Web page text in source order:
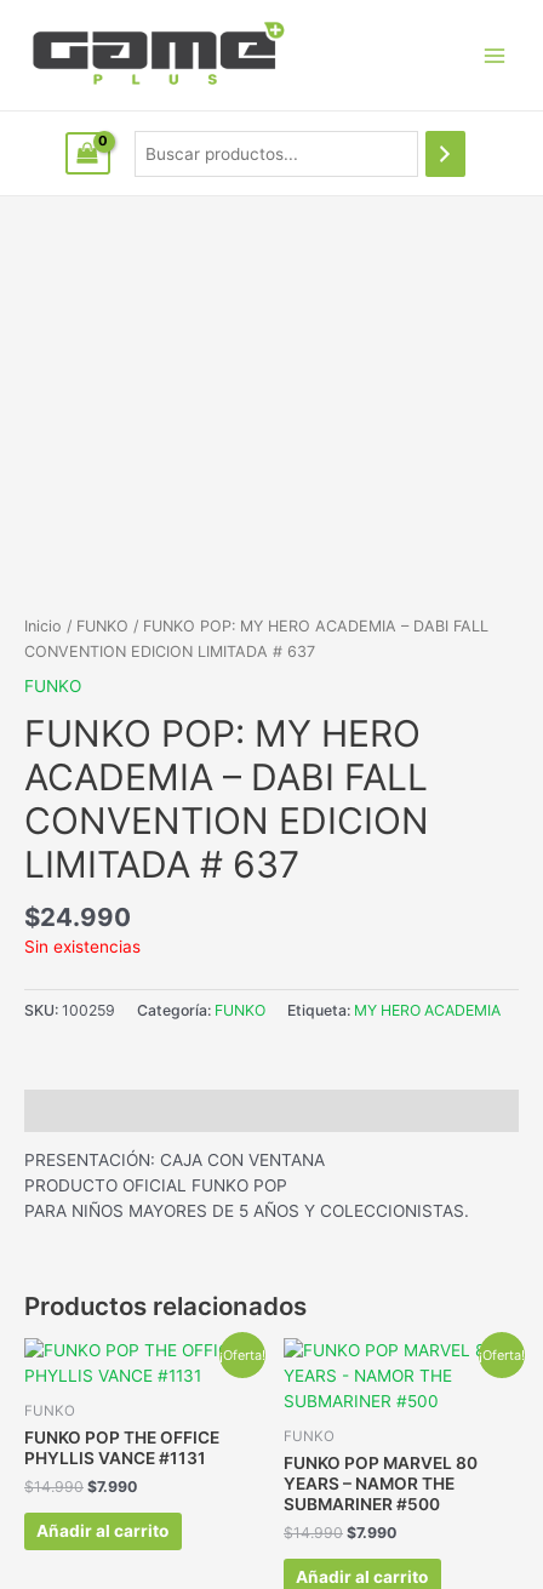
Inicio / FUNKO / FUNKO POP: MY HERO ACADEMIA – DABI FALL
CONVENTION EDICION LIMITADA # 637
FUNKO
FUNKO POP: MY HERO
ACADEMIA – DABI FALL
CONVENTION EDICION
LIMITADA # 637
$24.990
Sin existencias
SKU: 100259 Categoría: FUNKO Etiqueta: MY HERO ACADEMIA
PRESENTACIÓN: CAJA CON VENTANA
PRODUCTO OFICIAL FUNKO POP
PARA NIÑOS MAYORES DE 5 AÑOS Y COLECCIONISTAS.
Productos relacionados
¡Oferta!
FUNKO
FUNKO POP THE OFFICE
PHYLLIS VANCE #1131
$14.990 $7.990
Añadir al carrito
¡Oferta!
FUNKO
FUNKO POP MARVEL 80
YEARS – NAMOR THE
SUBMARINER #500
$14.990 $7.990
Añadir al carrito